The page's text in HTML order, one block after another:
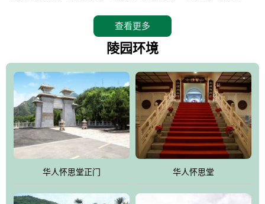
怀思堂辖区面积15万平方米，整体建筑面积5．8万平方米。主体建
筑有：怀思堂豪华墓室、礼祭大厅、随缘阁、百家姓觅宗长廊等。
仲、无字碑、香灯等。典型的仿秦、汉建筑风格。蓝色的琉璃瓦屋
顶，朱砂红的门、窗、柱、墙，汉白玉雕刻的雄狮、华表，花岗岩
铺成的路面和台阶，洒落其间的花卉、松柏与万里长城浑然一体、
气势宏伟、古朴端庄、别具一格。怀思堂大殿入口两侧是用蜡染技
术描绘的抽象派创意绘画，大环境中的长城文化与炎黄始祖，小环
境的绘画中的河流、山川、彩云、明月，意喻着往生者与长城同
伴，与祖宗同眠，他（她）们的思想与品德与山河同在，与日月同
辉。
查看更多
陵园环境
华人怀思堂正门 华人怀思堂